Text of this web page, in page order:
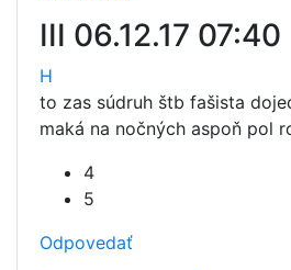
III 06.12.17 07:40
H
to zas súdruh štb fašista
maká na nočných aspoň pol
4
5
Odpovedať